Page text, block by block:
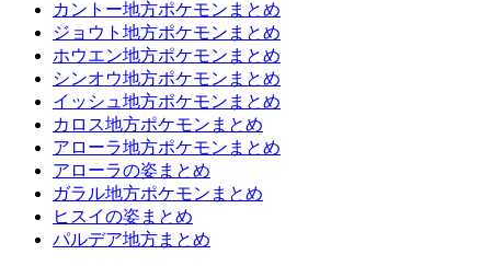
カントー地方ポケモンまとめ
ジョウト地方ポケモンまとめ
ホウエン地方ポケモンまとめ
シンオウ地方ポケモンまとめ
イッシュ地方ポケモンまとめ
カロス地方ポケモンまとめ
アローラ地方ポケモンまとめ
アローラの姿まとめ
ガラル地方ポケモンまとめ
ヒスイの姿まとめ
パルデア地方まとめ